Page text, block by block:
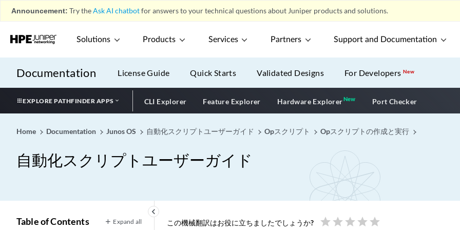
Announcement: Try theAsk AI chatbotfor answers to your technical questions about Juniper products and solutions.
Solutions Products Services Partners Support and Documentation
Documentation License Guide Quick Starts Validated Designs For DevelopersNew
EXPLORE PATHFINDER APPS CLI Explorer Feature Explorer Hardware ExplorerNewNew application
Port Checker
Home Documentation Junos OS 自動化スクリプトユーザーガイド Opスクリプト Opスクリプトの作成と実行
自動化スクリプトユーザーガイド
keyboard_arrow_left
Table of Contents Expand all この機械翻訳はお役に立ちましたでしょうか? star star star star star